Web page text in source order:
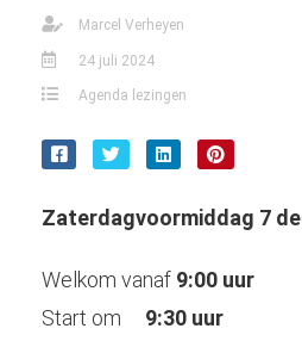
Marcel Verheyen
24 juli 2024
Agenda lezingen
Zaterdagvoormiddag 7
Welkom vanaf 9:00 uur
Start om 9:30 uur